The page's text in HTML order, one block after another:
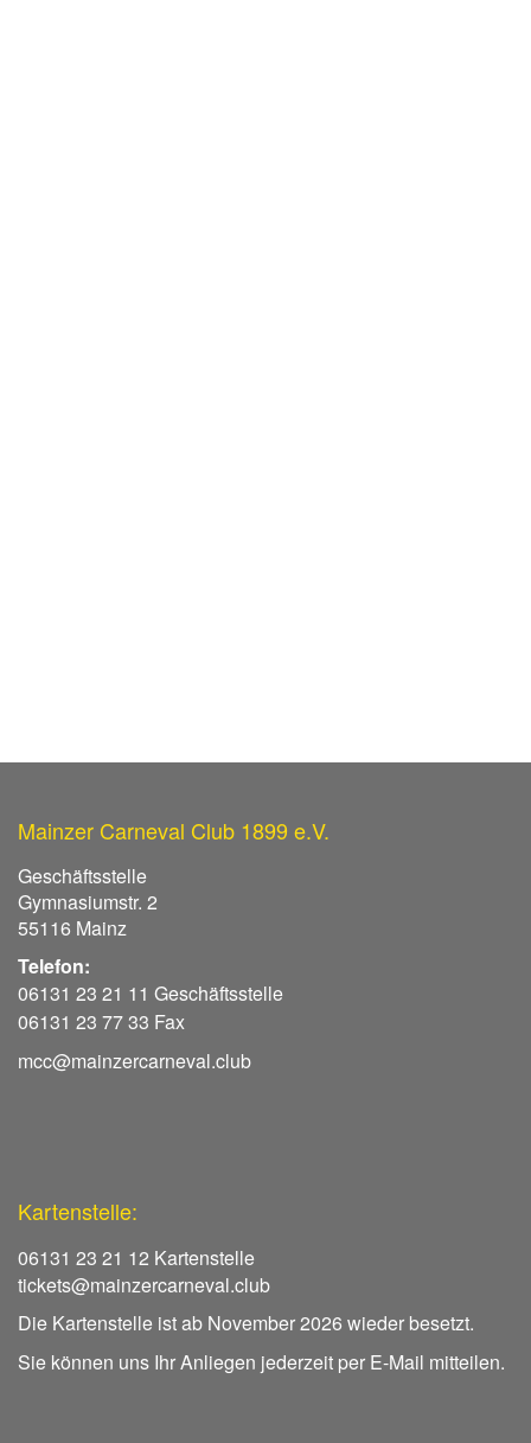
Mainzer Carneval Club 1899 e.V.
Geschäftsstelle
Gymnasiumstr. 2
55116 Mainz
Telefon:
06131 23 21 11 Geschäftsstelle
06131 23 77 33 Fax
mcc@mainzercarneval.club
Kartenstelle:
06131 23 21 12 Kartenstelle
tickets@mainzercarneval.club
Die Kartenstelle ist ab November 2026 wieder besetzt.
Sie können uns Ihr Anliegen jederzeit per E-Mail mitteilen.